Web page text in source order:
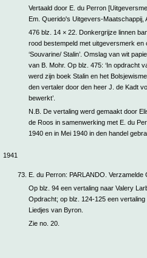
Vertaald door E. du Perron
Em. Querido's Uitgevers-Maatschappij,
476 blz. 14 × 22. Donkergrijze linnen
rood bestempeld met uitgeversmerk en
‘Souvarine/ Stalin’. Omslag van wit
van B. Mohr. Op blz. 475: ‘In opdracht
werd zijn boek Stalin en het
den vertaler door den heer J. de Kadt
bewerkt’.
N.B. De vertaling werd gemaakt door
de Roos in samenwerking met E. du
1940 en in Mei 1940 in den handel
1941
73. E. du Perron: PARLANDO. Verzamelde
Op blz. 94 een vertaling naar Valery
Opdracht; op blz. 124-125 een
Liedjes van Byron.
Zie no. 20.